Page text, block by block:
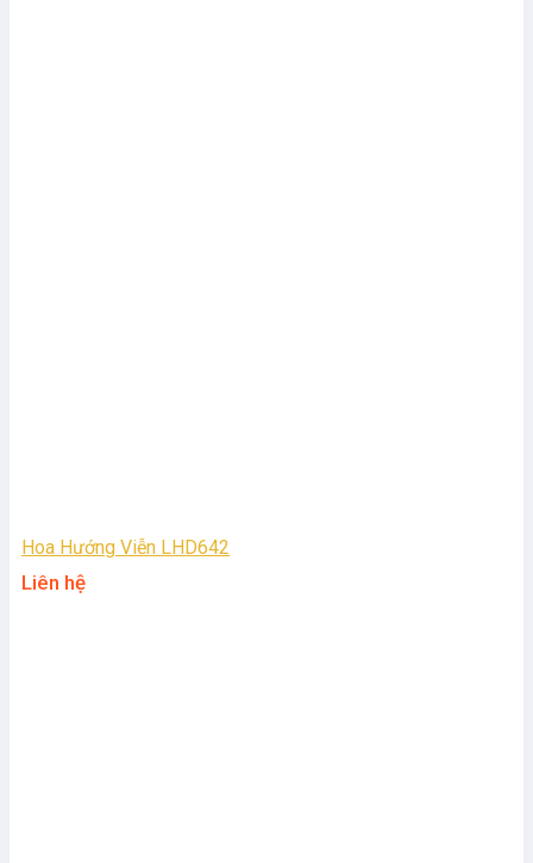
Hoa Hướng Viễn LHD642
Liên hệ